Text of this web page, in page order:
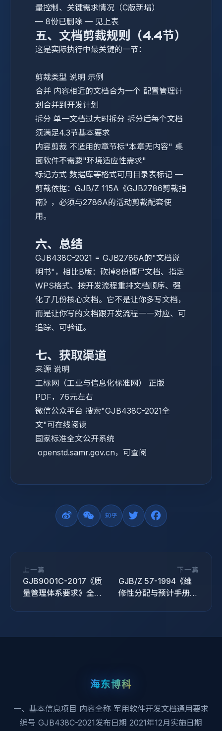
量控制、关键需求情况（C版新增）
— 8份已删除 — 见上表
五、文档剪裁规则（4.4节）
这是实际执行中最关键的一节：
剪裁类型 说明 示例
合并 内容相近的文档合为一个 配置管理计
划合并到开发计划
拆分 单一文档过大时拆分 拆分后每个文档
须满足4.3节基本要求
内容剪裁 不适用的章节标"本章无内容" 桌
面软件不需要"环境适应性需求"
标记方式 数据库等格式可用目录表标记 —
剪裁依据：GJB/Z 115A《GJB2786剪裁指
南》，必须与2786A的活动剪裁配套使
用。
六、总结
GJB438C-2021 = GJB2786A的"文档说
明书"，相比B版：砍掉8份僵尸文档、指定
WPS格式、按开发流程重排文档顺序、强
化了几份核心文档。它不是让你多写文档，
而是让你写的文档跟开发流程一一对应、可
追踪、可验证。
七、获取渠道
来源 说明
工标网（工业与信息化标准网）
正版
PDF，76元左右
微信公众平台 搜索"GJB438C-2021全
文"可在线阅读
国家标准全文公开系统
openstd.samr.gov.cn，可查阅
上一篇
GJB9001C-2017《质
量管理体系要求》全面
下一篇
GJB/Z 57-1994《维
修性分配与预计手册》
海东博科
一、基本信息项目 内容全称 军用软件开发文档通用要求
编号 GJB438C-2021发布日期 2021年12月实施日期